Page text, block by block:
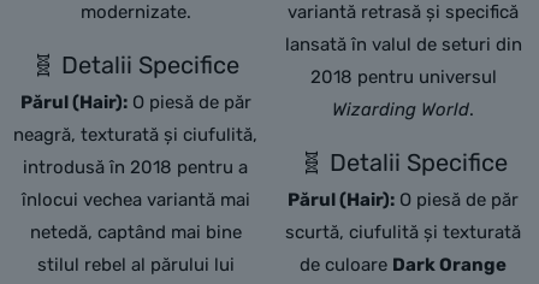
modernizate.
🧬 Detalii Specifice
Părul (Hair):O piesă de păr
neagră, texturată și ciufulită,
introdusă în 2018 pentru a
înlocui vechea variantă mai
netedă, captând mai bine
stilul rebel al părului lui
variantă retrasă și specifică
lansată în valul de seturi din
2018 pentru universul
Wizarding World.
🧬 Detalii Specifice
Părul (Hair): O piesă de păr
scurtă, ciufulită și texturată
de culoare Dark Orange